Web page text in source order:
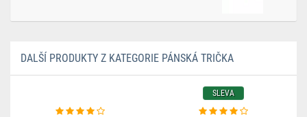
DALŠÍ PRODUKTY Z KATEGORIE PÁNSKÁ TRIČKA
SLEVA